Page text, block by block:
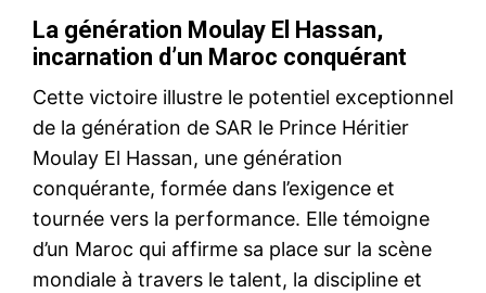
La génération Moulay El Hassan,
incarnation d’un Maroc conquérant
Cette victoire illustre le potentiel exceptionnel
de la génération de SAR le Prince Héritier
Moulay El Hassan, une génération
conquérante, formée dans l’exigence et
tournée vers la performance. Elle témoigne
d’un Maroc qui affirme sa place sur la scène
mondiale à travers le talent, la discipline et